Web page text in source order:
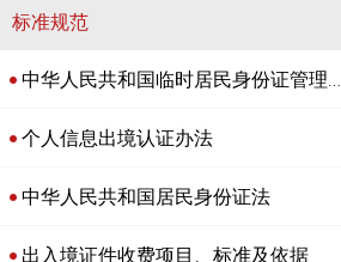
标准规范
个人信息出境认证办法
中华人民共和国居民身份证法
出入境证件收费项目、标准及依据